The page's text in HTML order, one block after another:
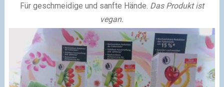
Für geschmeidige und sanfte Hände. Das Produkt ist
vegan.